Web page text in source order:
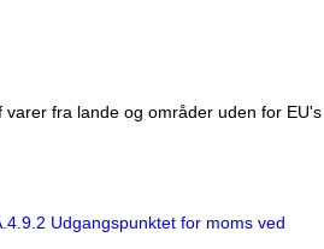
fra lande og områder uden for EU's
Udgangspunktet for moms ved